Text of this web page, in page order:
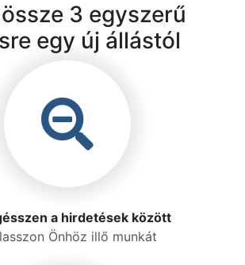
3 egyszerű
egy új állástól
a hirdetések között
Önhöz illő munkát